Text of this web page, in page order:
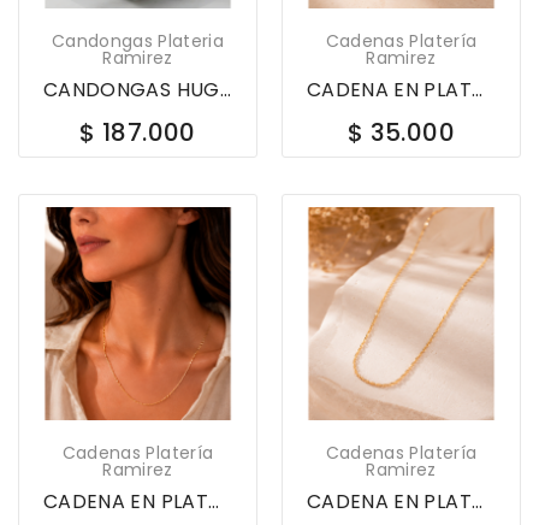
Candongas Plateria
Ramirez
CANDONGAS HUGGIES EN PLATA LEY 925 CON CIRCONES...
$ 187.000
Cadenas Platería
Ramirez
CADENA EN PLATA LEY 925 40CM DOR SINGAPUR 578695
$ 35.000
Cadenas Platería
Ramirez
CADENA EN PLATA LEY 925 45CM DOR ROLON 578676
Cadenas Platería
Ramirez
CADENA EN PLATA LEY 925 45CM DORADO SINGAPUR...